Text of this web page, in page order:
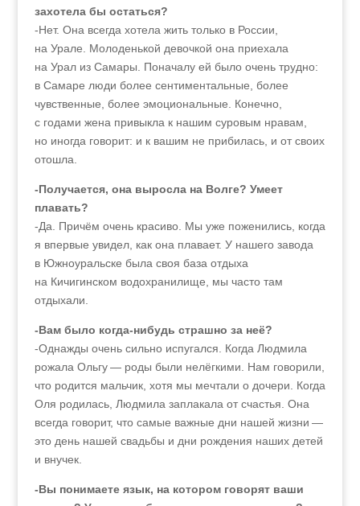
захотела бы остаться?
-Нет. Она всегда хотела жить только в России,
на Урале. Молоденькой девочкой она приехала
на Урал из Самары. Поначалу ей было очень трудно:
в Самаре люди более сентиментальные, более
чувственные, более эмоциональные. Конечно,
с годами жена привыкла к нашим суровым нравам,
но иногда говорит: и к вашим не прибилась, и от своих
отошла.
-Получается, она выросла на Волге? Умеет
плавать?
-Да. Причём очень красиво. Мы уже поженились, когда
я впервые увидел, как она плавает. У нашего завода
в Южноуральске была своя база отдыха
на Кичигинском водохранилище, мы часто там
отдыхали.
-Вам было когда-нибудь страшно за неё?
-Однажды очень сильно испугался. Когда Людмила
рожала Ольгу — роды были нелёгкими. Нам говорили,
что родится мальчик, хотя мы мечтали о дочери. Когда
Оля родилась, Людмила заплакала от счастья. Она
всегда говорит, что самые важные дни нашей жизни —
это день нашей свадьбы и дни рождения наших детей
и внучек.
-Вы понимаете язык, на котором говорят ваши